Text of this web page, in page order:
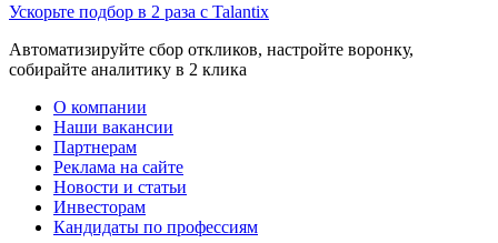
Ускорьте подбор в 2 раза с Talantix
Автоматизируйте сбор откликов, настройте воронку,
собирайте аналитику в 2 клика
О компании
Наши вакансии
Партнерам
Реклама на сайте
Новости и статьи
Инвесторам
Кандидаты по профессиям